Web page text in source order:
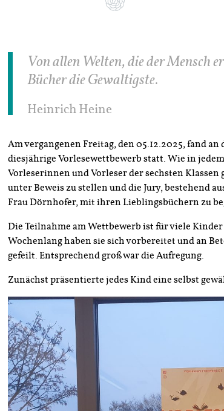
Von allen Welten, die der Mensch
Bücher die Gewaltigste.
Heinrich Heine
Am vergangenen Freitag, den 05.12.2025, fand
diesjährige Vorlesewettbewerb statt. Wie in
Vorleserinnen und Vorleser der sechsten
unter Beweis zu stellen und die Jury, bestehend
Frau Dörnhofer, mit ihren Lieblingsbüchern zu
Die Teilnahme am Wettbewerb ist für viele
Wochenlang haben sie sich vorbereitet und an
gefeilt. Entsprechend groß war die Aufregung.
Zunächst präsentierte jedes Kind eine selbst